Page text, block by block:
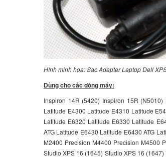
Hình minh họa: Sạc Adapter Laptop Dell
Dùng cho các dòng máy:
Inspiron 14R (5420) Inspiron 15R
Latitude E4300 Latitude E4310 Latitude
Latitude E6320 Latitude E6330 Latitude
ATG Latitude E6430 Latitude E6430 ATG
M2400 Precision M4400 Precision M4500
Studio XPS 16 (1645) Studio XPS 16